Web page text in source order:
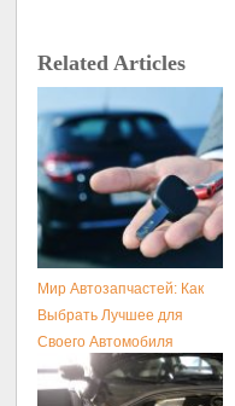
Related Articles
Мир Автозапчастей: Как
Выбрать Лучшее для
Своего Автомобиля